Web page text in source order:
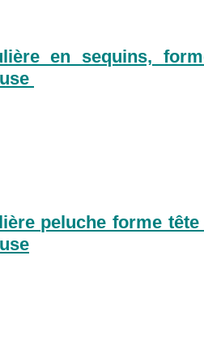
en sequins,
peluche forme